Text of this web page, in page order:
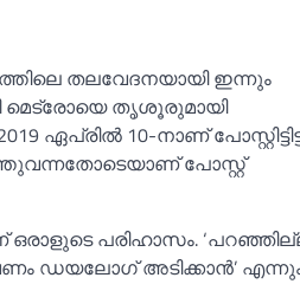
തലവേദനയായി ഇന്നും
മെട്രോയെ തൃശൂരുമായി
ഏപ്രില്‍ 10-നാണ്
പോസ്റ്റ്
പരിഹാസം.
ഡയലോഗ് അടിക്കാന്‍’